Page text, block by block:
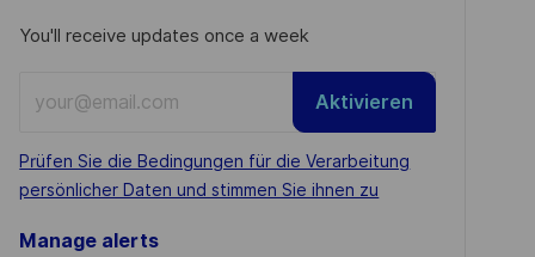
You'll receive updates once a week
Email
address
(Required)
Required
Prüfen Sie die Bedingungen für die Verarbeitung
persönlicher Daten und stimmen Sie ihnen zu
Aktivieren
Manage alerts